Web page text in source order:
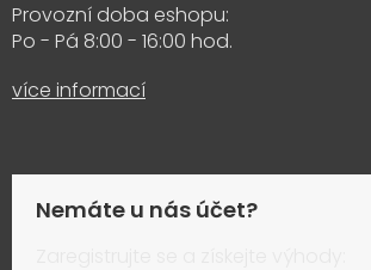
Provozní doba eshopu:
Po - Pá 8:00 - 16:00 hod.
více informací
Nemáte u nás účet?